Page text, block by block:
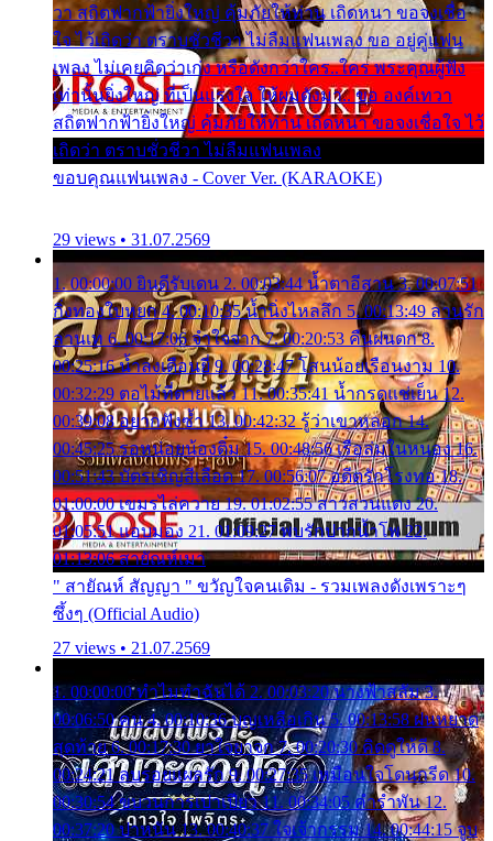
วา สถิตฟากฟ้ายิ่งใหญ่ คุ้มภัยให้ท่าน เถิดหนา ขอจงเชื่อ
ใจ ไว้เถิดว่า ตราบชั่วชีวา ไม่ลืมแฟนเพลง ขอ อยู่คู่แฟน
เพลง ไม่เคยคิดว่าเก่ง หรือดังกว่าใคร..ใคร พระคุณผู้ฟัง
เท่านั้นยิ่งใหญ่ ที่เป็นแรงใจ ให้ผมดังมา.. ขอ องค์เทวา
สถิตฟากฟ้ายิ่งใหญ่ คุ้มภัยให้ท่าน เถิดหนา ขอจงเชื่อใจ ไว้
เถิดว่า ตราบชั่วชีวา ไม่ลืมแฟนเพลง
ขอบคุณแฟนเพลง - Cover Ver. (KARAOKE)
29 views • 31.07.2569
1. 00:00:00 ยินดีรับเดน 2. 00:03:44 น้ำตาอีสาน 3. 00:07:51
กิ่งทองใบหยก 4. 00:10:35 น้ำนิ่งไหลลึก 5. 00:13:49 ลานรัก
ลานเท 6. 00:17:06 จำใจจาก 7. 00:20:53 คืนฝนตก 8.
00:25:16 น้ำลงเดือนยี่ 9. 00:28:47 โสนน้อยเรือนงาม 10.
00:32:29 ตอไม้ที่ตายแล้ว 11. 00:35:41 น้ำกรดแช่เย็น 12.
00:39:08 อยากฟังซ้ำ 13. 00:42:32 รู้ว่าเขาหลอก 14.
00:45:25 รอหน่อยน้องติ๋ม 15. 00:48:56 เรือล่มในหนอง 16.
00:51:43 บัตรเชิญสีเลือด 17. 00:56:07 อดีตรักโรงทอ 18.
01:00:00 เขมรไล่ควาย 19. 01:02:55 สาวสวนแตง 20.
01:05:51 แอบมอง 21. 01:09:27 พบรักปากน้ำโพ 22.
01:13:06 สายัณห์เมา
" สายัณห์ สัญญา " ขวัญใจคนเดิม - รวมเพลงดังเพราะๆ
ซึ้งๆ (Official Audio)
27 views • 21.07.2569
1. 00:00:00 ทำไมทำฉันได้ 2. 00:03:20 นางฟ้าสลัม 3.
00:06:50 คน 4. 00:10:36 บุญเหลือเกิน 5. 00:13:58 ฝนหยาด
สุดท้าย 6. 00:17:30 ยาใจยาจก 7. 00:20:30 คิดดูให้ดี 8.
00:24:21 ลบรอยแผลรัก 9. 00:27:35 เหมือนใจโดนกรีด 10.
00:30:54 ขบวนการเปาเปียว 11. 00:34:05 คำรำพัน 12.
00:37:20 ปาหนัน 13. 00:40:37 ใจเจ้ากรรม 14. 00:44:15 จูบ